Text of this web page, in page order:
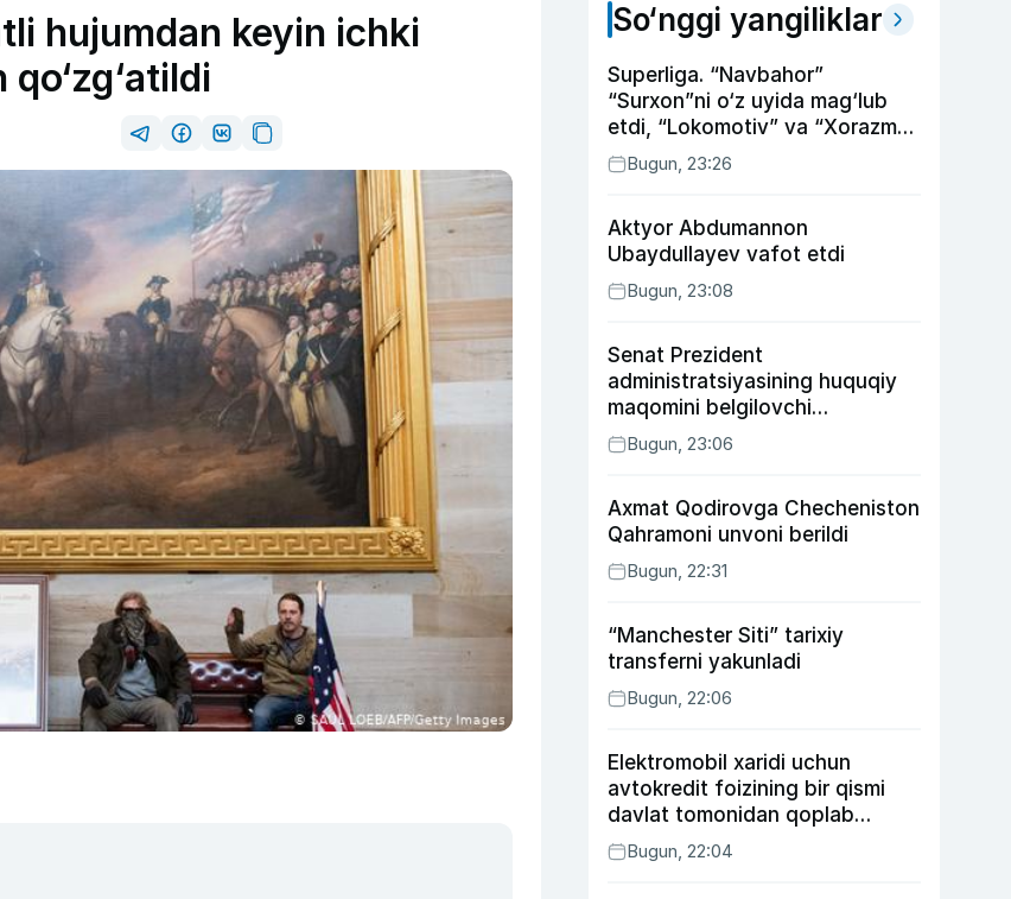
hujumdan keyin ichki
So‘nggi yangiliklar
Superliga. “Navbahor”
“Surxon”ni o‘z uyida mag‘lub
etdi, “Lokomotiv” va “Xorazm”
uyda g‘alaba qozondi
Bugun, 23:26
Aktyor Abdu­mannon
Ubaydullayev vafot etdi
Bugun, 23:08
Senat Prezident
administratsiyasining huquqiy
maqomini belgilovchi
konstitutsiyaviy qonunni
ma’qulladi
Bugun, 23:06
Axmat Qodirovga Checheniston
Qahramoni unvoni berildi
Bugun, 22:31
“Manchester Siti” tarixiy
transferni yakunladi
Bugun, 22:06
Elektromobil xaridi uchun
avtokredit foizining bir qismi
davlat tomonidan qoplab
berilishi mumkin
Bugun, 22:04